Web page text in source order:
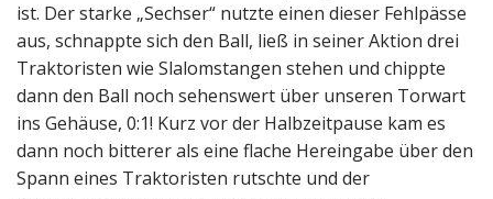
ist. Der starke „Sechser“ nutzte einen dieser Fehlpässe
aus, schnappte sich den Ball, ließ in seiner Aktion drei
Traktoristen wie Slalomstangen stehen und chippte
dann den Ball noch sehenswert über unseren Torwart
ins Gehäuse, 0:1! Kurz vor der Halbzeitpause kam es
dann noch bitterer als eine flache Hereingabe über den
Spann eines Traktoristen rutschte und der